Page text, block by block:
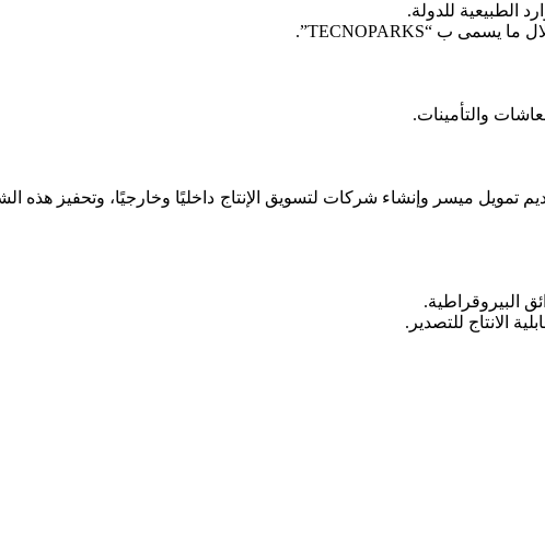
والتأمينات.
ميسر وإنشاء شركات لتسويق الإنتاج داخليًا وخارجيًا، وتحفيز هذه
البيروقراطية.
الانتاج للتصدير.